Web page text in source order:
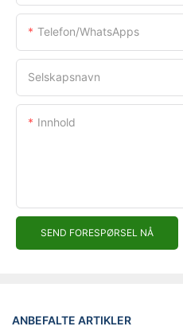
Telefon/WhatsApps
Selskapsnavn
Innhold
SEND FORESPØRSEL NÅ
ANBEFALTE ARTIKLER